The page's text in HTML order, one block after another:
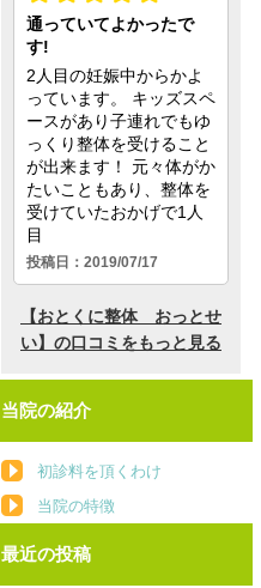
当院の紹介
初診料を頂くわけ
当院の特徴
最近の投稿